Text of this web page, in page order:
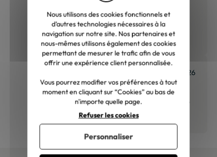
"Très beau canapé ! Livraison
rapide et soignée."
01/07/2026
"Très satisfait. Nous avons vu cette
bibliothèque en magasin à 35% de
plus. Il s’agit exactement du même
modèle. Emballage très soigné
Nous utilisons des cookies fonctionnels et
d’autres technologies nécessaires à la
navigation sur notre site. Nos partenaires et
nous-mêmes utilisons également des cookies
permettant de mesurer le trafic afin de vous
offrir une expérience client personnalisée.
Vous pourrez modifier vos préférences à tout
moment en cliquant sur “Cookies” au bas de
n'importe quelle page.
Refuser les cookies
Personnaliser